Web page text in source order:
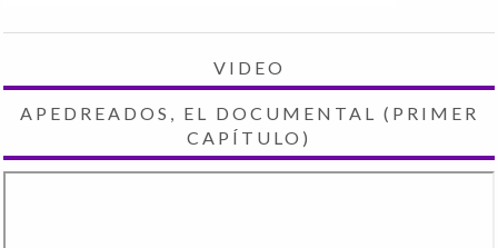
VIDEO
APEDREADOS, EL DOCUMENTAL (PRIMER
CAPÍTULO)